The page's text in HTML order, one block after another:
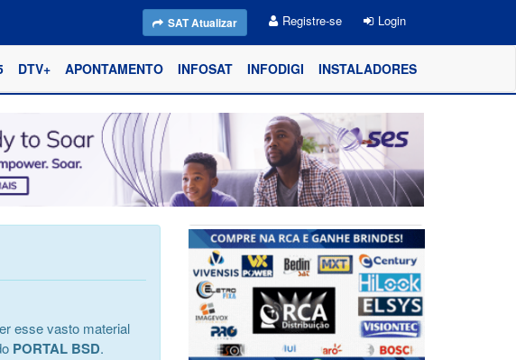
SAT Atualizar Registre-se Login
DTV+ APONTAMENTO INFOSAT INFODIGI INSTALADORES
esse vasto material
PORTAL BSD.